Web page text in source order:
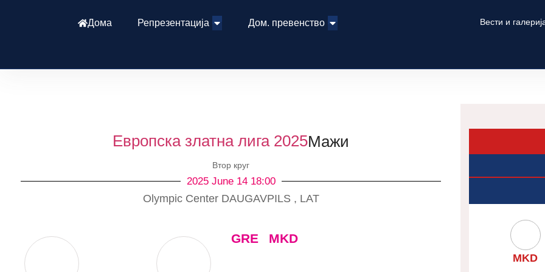
Дома Репрезентација Дом. превенство Вести и
Европска златна лига 2025Мажи
Втор круг
2025 June 14 18:00
Olympic Center DAUGAVPILS , LAT
GRE MKD
MKD